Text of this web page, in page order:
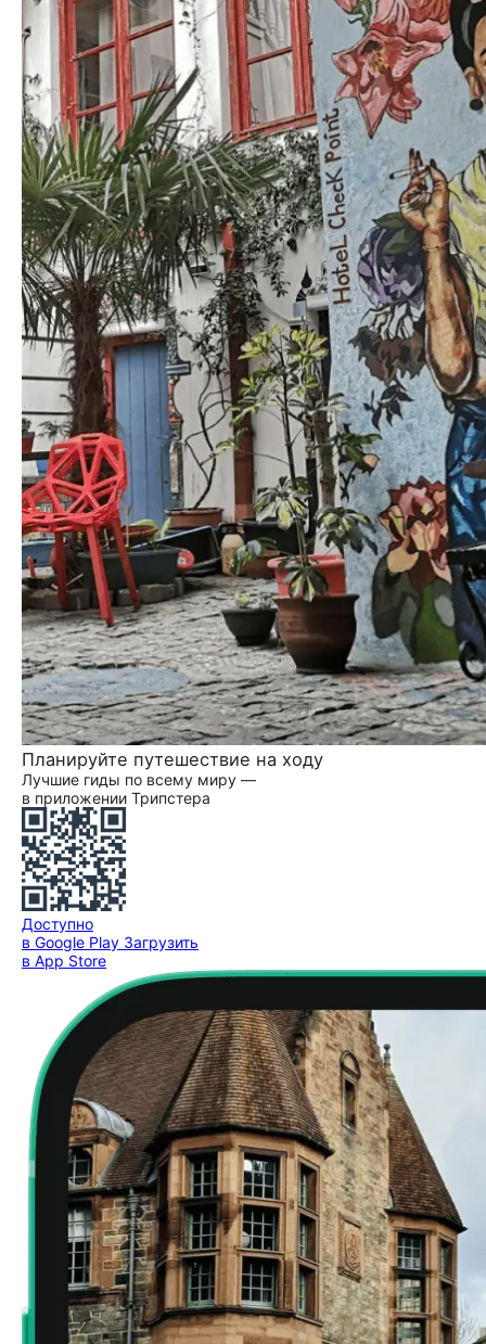
Планируйте путешествие на ходу
Лучшие гиды по всему миру —
в приложении Трипстера
Доступно
в Google Play Загрузить
в App Store